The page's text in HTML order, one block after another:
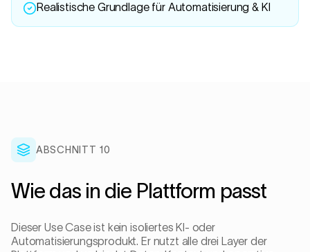
Realistische Grundlage für Automatisierung & KI
ABSCHNITT 10
Wie das in die Plattform passt
Dieser Use Case ist kein isoliertes KI- oder
Automatisierungsprodukt. Er nutzt alle drei Layer der